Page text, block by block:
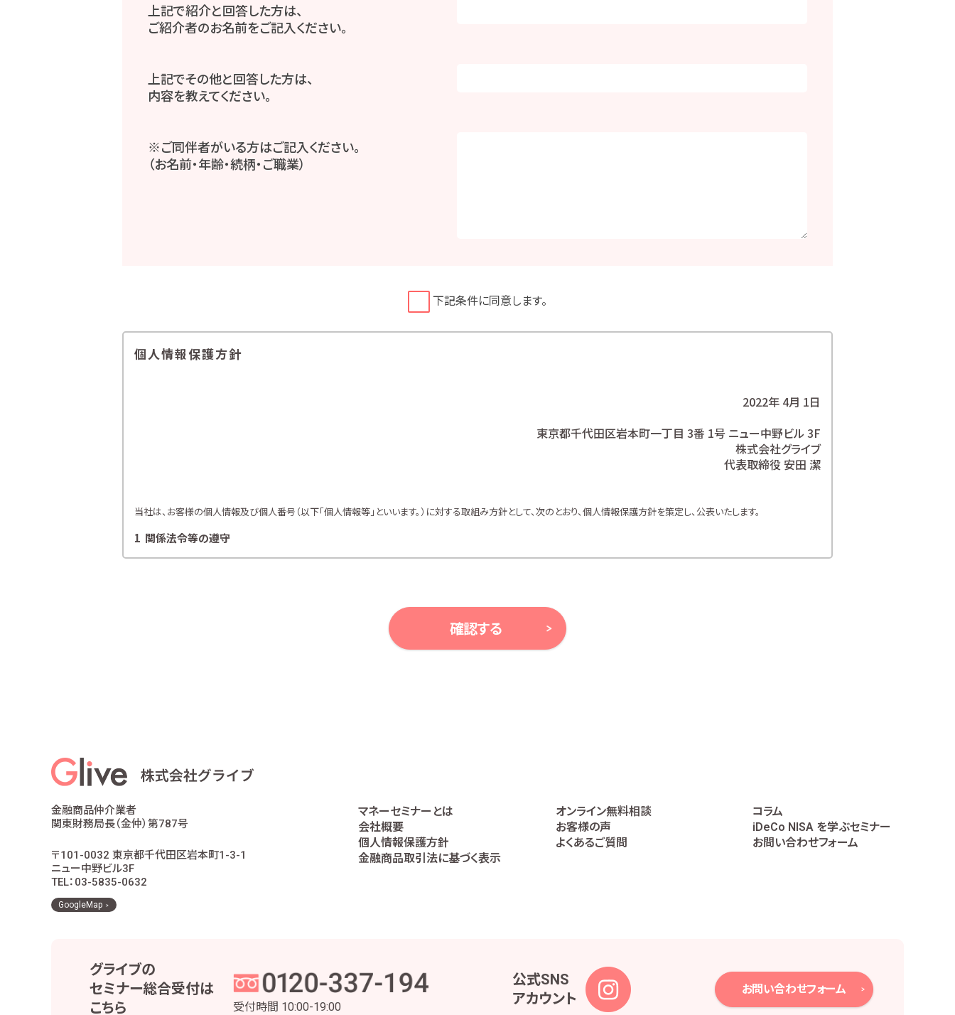
上記で紹介と回答した方は、
ご紹介者のお名前をご記入ください。
上記でその他と回答した方は、
内容を教えてください。
※ご同伴者がいる方はご記入ください。
（お名前・年齢・続柄・ご職業）
下記条件に同意します。
個人情報保護方針
2022年 4月 1日
東京都千代田区岩本町一丁目 3番 1号 ニュー中野ビル 3F
株式会社グライブ
代表取締役 安田 潔
当社は、お客様の個人情報及び個人番号（以下「個人情報等」といいます。）に対する取組み方針として、次のとおり、個人情報保護方針を策定し、公表いたします。
1 関係法令等の遵守
当社は、個人情報等の保護に関する関係諸法令、ガイドライン及び、所属金融商品取引業者の社内規程並びにこの個人情報保護方針を遵守いたします。
当社は、お客様の同意を得た場合及び法令等により例外として取り扱われる場合を除き、利用目的の達成に必要な範囲内でお客様の個人情報を取り扱います。
各種セミナー、イベント、キャンペーンの案内、アンケート、各種情報提供を行うため
ライフプランニング、ファイナンシャルプランニング及びこれらに付帯・関連する商品・サービスの案内を行うため
お客様との契約や法律等に基づく権利の行使や義務の履行のため
市場調査、並びにデータ分析やアンケートの実施等による金融商品やサービスの研究や開発のため
他の事業者等から個人情報の処理の全部又は一部について委託された場合等において、委託された当該業務を適切に遂行するため
お取引先との打合せ、情報提供・連絡、お取引先の皆様から委託された業務の遂行等を行うため
当社株主様及び当社株式の管理業務、株主様又は会社による権利の行使・義務の履行、及び法令に基づく書面・記録・データの作成のため
役職員の給与の計算・支払、人事管理業務のため
当社における採用活動、採用後の人事・安全管理及びこれに関連する業務のため
実施するとともに、役職員および委託先の適切な監督を行って参ります。
個人情報・個人データの適正な取扱いのため、法令及びガイドライン所定が定める各対応を実施するに当たっての個人情報保護方針の策定
確認する
金融商品仲介業者
関東財務局長（金仲）第787号
〒101-0032 東京都千代田区岩本町1-3-1
ニュー中野ビル3F
TEL：03-5835-0632
GoogleMap
マネーセミナーとは オンライン無料相談
コラム
会社概要
お客様の声
iDeCo NISA を学ぶセミナー
個人情報保護方針
よくあるご質問
お問い合わせフォーム
金融商品取引法に基づく表示
グライブの
セミナー総合受付は
こちら
受付時間 10:00-19:00
公式SNS
アカウント
お問い合わせフォーム